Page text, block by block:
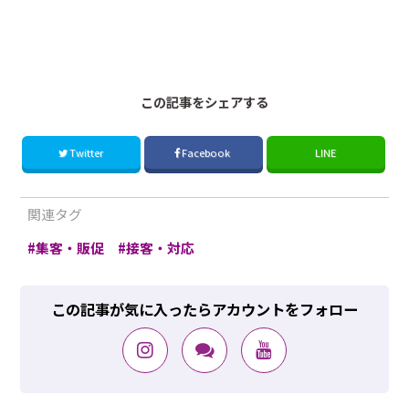
この記事をシェアする
Twitter Facebook LINE
関連タグ
集客・販促
接客・対応
この記事が気に入ったらアカウントをフォロー